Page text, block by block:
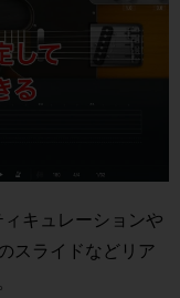
キュレーションや
スライドなどリア